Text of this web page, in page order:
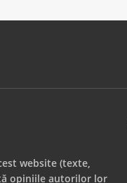
website (texte,
opiniile autorilor lor